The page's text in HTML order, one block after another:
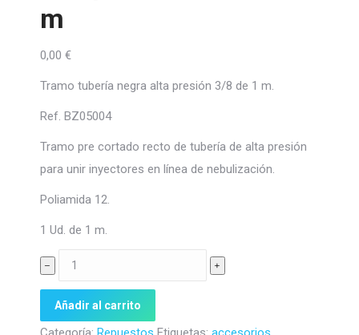
m
0,00 €
Tramo tubería negra alta presión 3/8 de 1 m.
Ref. BZ05004
Tramo pre cortado recto de tubería de alta presión
para unir inyectores en línea de nebulización.
Poliamida 12.
1 Ud. de 1 m.
Tramo
tubería
negra
alta
﹣ ﹢
Añadir al carrito